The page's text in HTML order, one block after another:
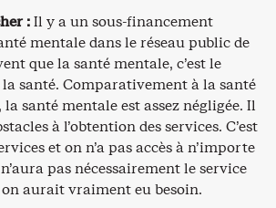
:Il y a un sous-financement
mentale dans le réseau public de
que la santé mentale, c’est le
santé. Comparativement à la santé
santé mentale est assez négligée. Il
à l’obtention des services. C’est
et on n’a pas accès à n’importe
pas nécessairement le service
aurait vraiment eu besoin.